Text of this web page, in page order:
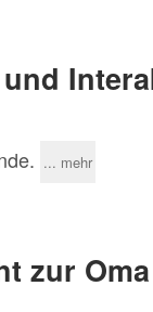
... mehr
zur